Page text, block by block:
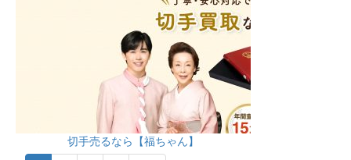
切手売るなら【福ちゃん】